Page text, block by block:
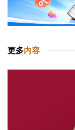
更多内容